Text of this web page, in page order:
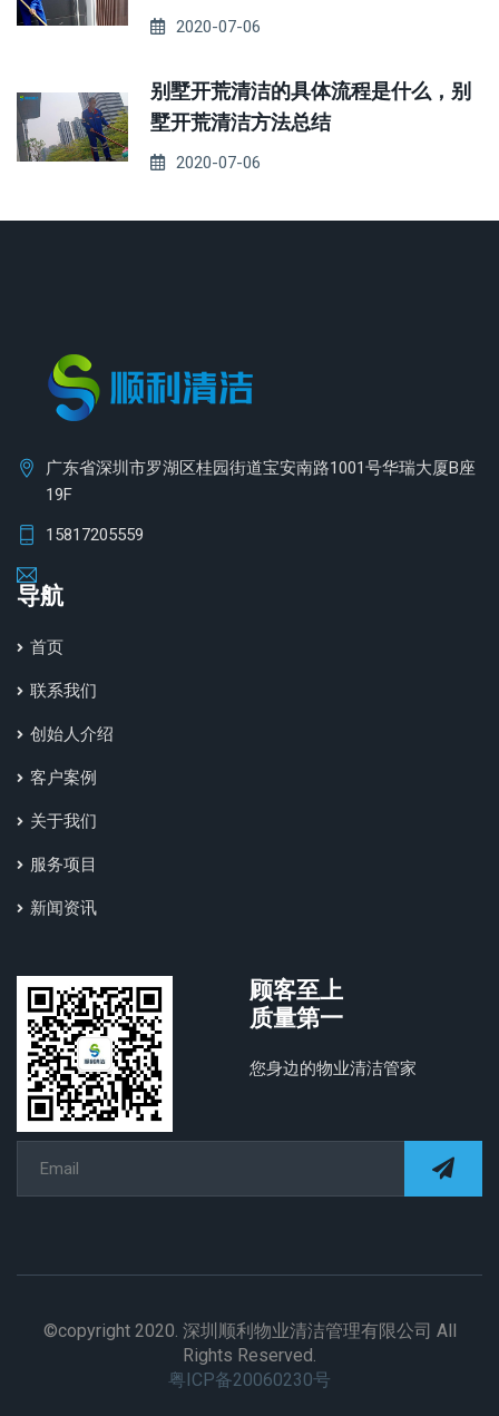
2020-07-06
别墅开荒清洁的具体流程是什么，别
墅开荒清洁方法总结
2020-07-06
广东省深圳市罗湖区桂园街道宝安南路1001号华瑞大厦B座
19F
15817205559
导航
首页
联系我们
创始人介绍
客户案例
关于我们
服务项目
新闻资讯
顾客至上
质量第一
您身边的物业清洁管家
©copyright 2020. 深圳顺利物业清洁管理有限公司 All
Rights Reserved.
粤ICP备20060230号